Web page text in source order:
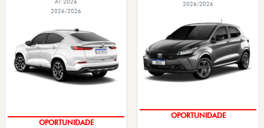
AT 2026
2026/2026
SUPER DESCONTO
2026/2026
SUPER DESCONTO